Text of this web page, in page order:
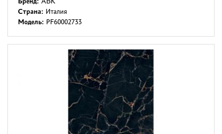
Страна: Италия
Модель: PF60002733